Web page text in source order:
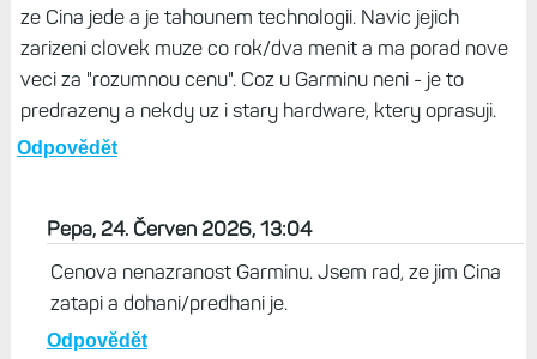
ze Cina jede a je tahounem technologii. Navic jejich
zarizeni clovek muze co rok/dva menit a ma porad nove
veci za "rozumnou cenu". Coz u Garminu neni - je to
predrazeny a nekdy uz i stary hardware, ktery oprasuji.
Odpovědět
Pepa, 24. Červen 2026, 13:04
Cenova nenazranost Garminu. Jsem rad, ze jim Cina
zatapi a dohani/predhani je.
Odpovědět